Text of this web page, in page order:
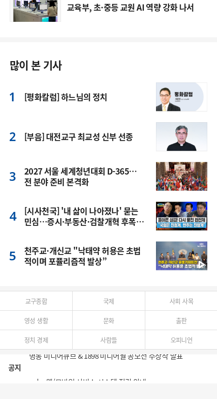
교육부, 초·중등 교원 AI 역량 강화 나서
많이 본 기사
[평화칼럼] 하느님의 정치
[부음] 대전교구 최교성 신부 선종
2027 서울 세계청년대회 D-365…
전 분야 준비 본격화
[시사천국] '내 삶이 나아졌나' 묻는
민심…증시·부동산·검찰개혁 후폭
천주교·개신교 "낙태약 허용은 초법
적이며 포퓰리즘적 발상”
교구종합 국제 사회 사목
영성 생활 문화 출판
정치 경제 사람들 오피니언
공지
명동 미디어큐브 & 1898 미디어월 공모전 수상작 발표